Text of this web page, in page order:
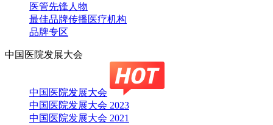
医管先锋人物
最佳品牌传播医疗机构
品牌专区
中国医院发展大会
中国医院发展大会
中国医院发展大会 2023
中国医院发展大会 2021